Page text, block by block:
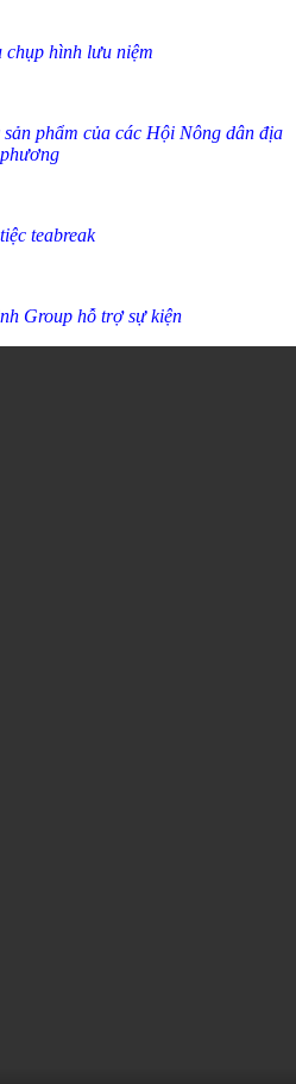
chụp hình lưu niệm
phẩm của các Hội Nông dân địa
phương
teabreak
Group hỗ trợ sự kiện